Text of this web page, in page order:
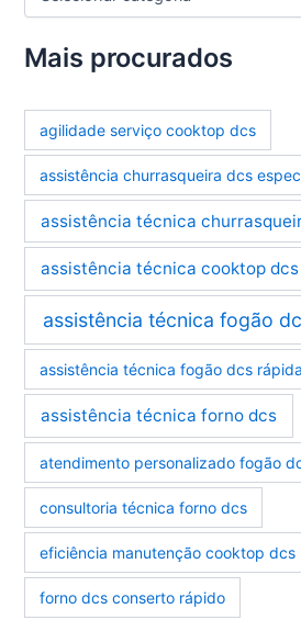
e
g
r
a
Mais procurados
agilidade serviço cooktop dcs
assistência churrasqueira dcs
assistência técnica
assistência técnica cooktop dcs
assistência técnica fogão
assistência técnica fogão dcs rápida
assistência técnica forno dcs
atendimento personalizado fogão
consultoria técnica forno dcs
eficiência manutenção cooktop dcs
forno dcs conserto rápido